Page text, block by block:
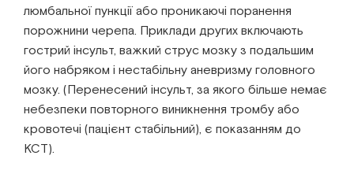
люмбальної пункції або проникаючі поранення
порожнини черепа. Приклади других включають
гострий інсульт, важкий струс мозку з подальшим
його набряком і нестабільну аневризму головного
мозку. (Перенесений інсульт, за якого більше немає
небезпеки повторного виникнення тромбу або
кровотечі (пацієнт стабільний), є показанням до
КСТ).